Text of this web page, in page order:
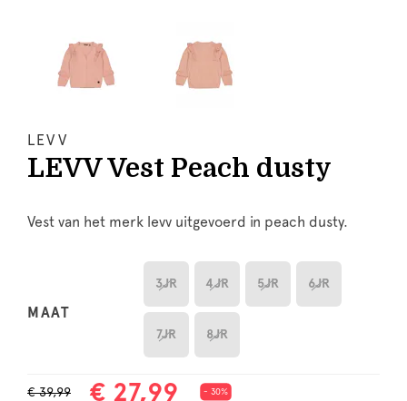
LEVV
LEVV Vest Peach dusty
Vest van het merk levv uitgevoerd in peach dusty.
MAAT
3JR 4JR 5JR 6JR
7JR 8JR
€ 39,99 € 27,99 - 30%